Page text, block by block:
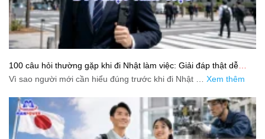
100 câu hỏi thường gặp khi đi Nhật làm việc: Giải đáp thật dễ
hiểu cho người mới bắt đầu
Vì sao người mới cần hiểu đúng trước khi đi Nhật … Xem thêm